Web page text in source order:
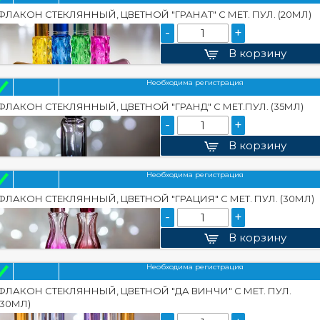
СТЕКЛЯННЫЙ, ЦВЕТНОЙ "ГРАНАТ" С МЕТ. ПУЛ. (20МЛ)
- +
В корзину
Необходима регистрация
СТЕКЛЯННЫЙ, ЦВЕТНОЙ "ГРАНД" С МЕТ.ПУЛ. (35МЛ)
- +
В корзину
Необходима регистрация
СТЕКЛЯННЫЙ, ЦВЕТНОЙ "ГРАЦИЯ" С МЕТ. ПУЛ. (30МЛ)
- +
В корзину
Необходима регистрация
СТЕКЛЯННЫЙ, ЦВЕТНОЙ "ДА ВИНЧИ" С МЕТ. ПУЛ.